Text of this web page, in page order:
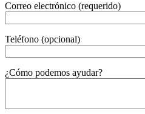
Correo electrónico (requerido)
Teléfono (opcional)
Gender
¿Cómo podemos ayudar?